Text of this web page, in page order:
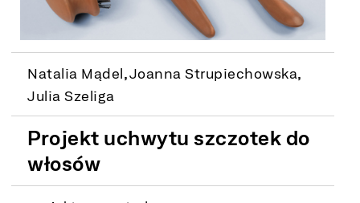
Natalia Mądel, Joanna Strupiechowska,
Julia Szeliga
Projekt uchwytu szczotek do
włosów